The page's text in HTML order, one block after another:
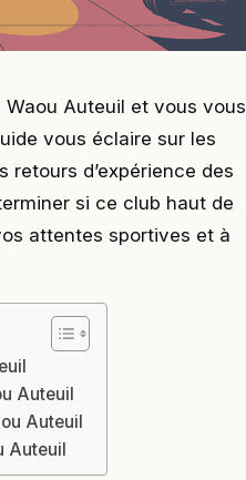
Auteuil et vous vous
vous éclaire sur les
retours d’expérience des
si ce club haut de
attentes sportives et à
Auteuil
Auteuil
Auteuil